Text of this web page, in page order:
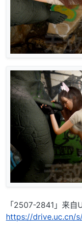
「2507-2841」来自
https://drive.uc.cn/